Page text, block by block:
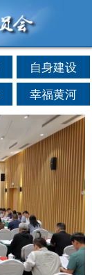
自身建设
幸福黄河